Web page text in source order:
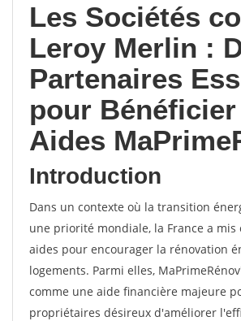
Les Sociétés
Leroy Merlin :
Partenaires
pour
Aides
Introduction
Dans un contexte où la transition
une priorité mondiale, la France a mis
aides pour encourager la rénovation
logements. Parmi elles,
comme une aide financière majeure
propriétaires désireux d'améliorer